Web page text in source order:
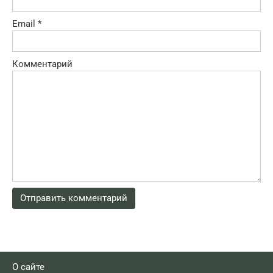
Email *
Комментарий
О сайте